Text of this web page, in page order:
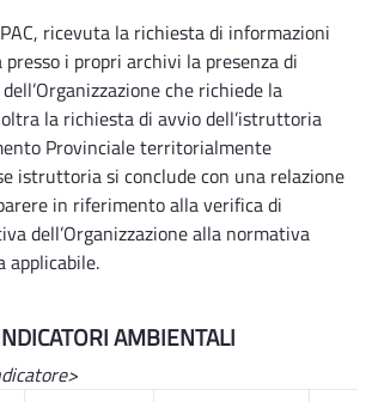
ricevuta la richiesta di informazioni
presso i propri archivi la presenza di
che richiede la
la richiesta di avvio dell’istruttoria
Provinciale territorialmente
istruttoria si conclude con una relazione
in riferimento alla verifica di
dell’Organizzazione alla normativa
applicabile.
AMBIENTALI